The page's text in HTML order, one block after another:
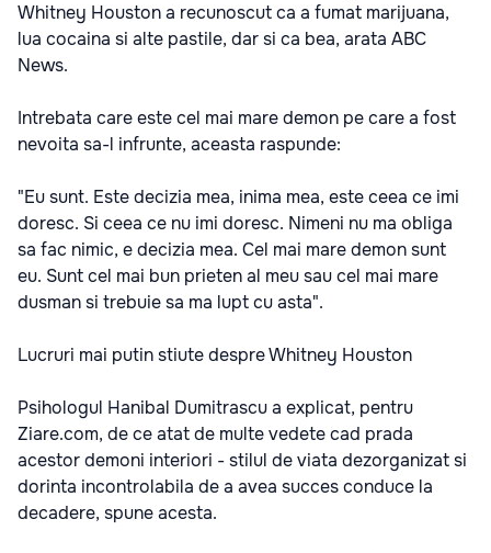
Whitney Houston a recunoscut ca a fumat marijuana,
lua cocaina si alte pastile, dar si ca bea, arata ABC
News.
Intrebata care este cel mai mare demon pe care a fost
nevoita sa-l infrunte, aceasta raspunde:
"Eu sunt. Este decizia mea, inima mea, este ceea ce imi
doresc. Si ceea ce nu imi doresc. Nimeni nu ma obliga
sa fac nimic, e decizia mea. Cel mai mare demon sunt
eu. Sunt cel mai bun prieten al meu sau cel mai mare
dusman si trebuie sa ma lupt cu asta".
Lucruri mai putin stiute despre Whitney Houston
Psihologul Hanibal Dumitrascu a explicat, pentru
Ziare.com, de ce atat de multe vedete cad prada
acestor demoni interiori - stilul de viata dezorganizat si
dorinta incontrolabila de a avea succes conduce la
decadere, spune acesta.